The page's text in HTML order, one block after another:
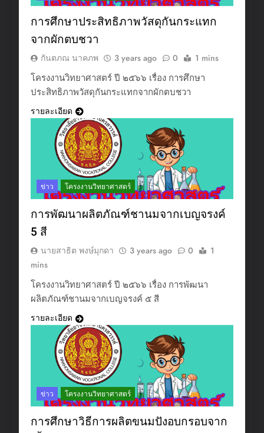
การศึกษาประสิทธิภาพวัสดุกันกระแทก
จากผักตบชวา
กันตภณ นาคภพ 3 years ago 0 1 mins
โครงงานวิทยาศาสตร์ ปี ๒๕๖๖ เรื่อง การศึกษา
ประสิทธิภาพวัสดุกันกระแทกจากผักตบชวา
รายละเอียด
ข่าว โครงงานวิทยาศาสตร์
การพัฒนาผลิตภัณฑ์ชานมจากเบญจรงค์
5 สี
นายสาธิต พงษ์มุกดา 3 years ago 0
1
mins
โครงงานวิทยาศาสตร์ ปี ๒๕๖๖ เรื่อง การพัฒนา
ผลิตภัณฑ์ชานมจากเบญจรงค์ ๕ สี
รายละเอียด
ข่าว โครงงานวิทยาศาสตร์
การศึกษาวิธีการผลิตขนมปังอบกรอบจาก